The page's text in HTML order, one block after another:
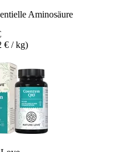
Aminosäure
€ / kg)